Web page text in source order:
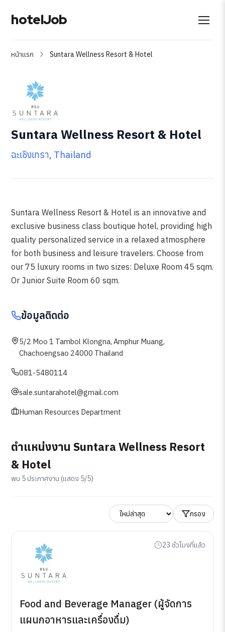
hotelJob
หน้าแรก Suntara Wellness Resort & Hotel
Suntara Wellness Resort & Hotel
ฉะเชิงเทรา, Thailand
Suntara Wellness Resort & Hotel is an innovative and
exclusive business class boutique hotel, providing high
quality personalized service in a relaxed atmosphere
for both business and leisure travelers. Choose from
our 75 luxury rooms in two sizes: Deluxe Room 45 sqm.
Or Junior Suite Room 60 sqm.
ข้อมูลติดต่อ
5/2 Moo 1 Tambol Klongna, Amphur Muang,
Chachoengsao 24000 Thailand
081-5480114
sale.suntarahotel@gmail.com
Human Resources Department
ตำแหน่งงาน Suntara Wellness Resort
& Hotel
พบ 5 ประกาศงาน (แสดง 5/5)
กรอง
23 ชั่วโมงที่แล้ว
Food and Beverage Manager (ผู้จัดการ
แผนกอาหารและเครื่องดื่ม)